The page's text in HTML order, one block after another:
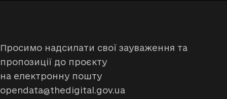
Просимо надсилати свої зауваження та
пропозиції до проєкту
на електронну пошту
opendata@thedigital.gov.ua